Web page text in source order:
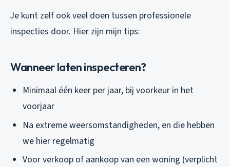
Je kunt zelf ook veel doen tussen professionele
inspecties door. Hier zijn mijn tips:
Wanneer laten inspecteren?
Minimaal één keer per jaar, bij voorkeur in het
voorjaar
Na extreme weersomstandigheden, en die hebben
we hier regelmatig
Voor verkoop of aankoop van een woning (verplicht